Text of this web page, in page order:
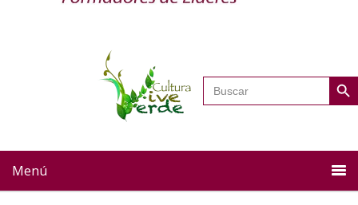
Buscar: Botón
Menú